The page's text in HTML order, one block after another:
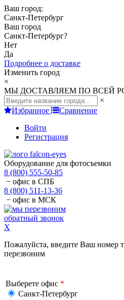
Ваш город:
Санкт-Петербург
Ваш город
Санкт-Петербург?
Нет
Да
Подробнее о доставке
Изменить город
×
МЫ ДОСТАВЛЯЕМ ПО ВСЕЙ
×
Избранное
Сравнение
Войти
Регистрация
Оборудование для фотосъемки
8 (800) 555-50-85
− офис в СПБ
8 (800) 511-13-36
− офис в МСК
обратный звонок
X
Пожалуйста, введите Ваш номер
перезвоним
Выберете офис *
Санкт-Петербург